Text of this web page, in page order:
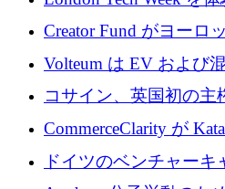
ノロジーがヨーロッパ
来を形作る場所
Creator Fund がヨーロ
するために 5,600 万ド
Volteum は EV および
供給するために 250 万
コサイン、英国初の主
で業界の支援を確保
CommerceClarity が
ドイツのベンチャー
スタートアップの成長